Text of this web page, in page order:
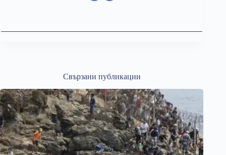
Свързани публикации